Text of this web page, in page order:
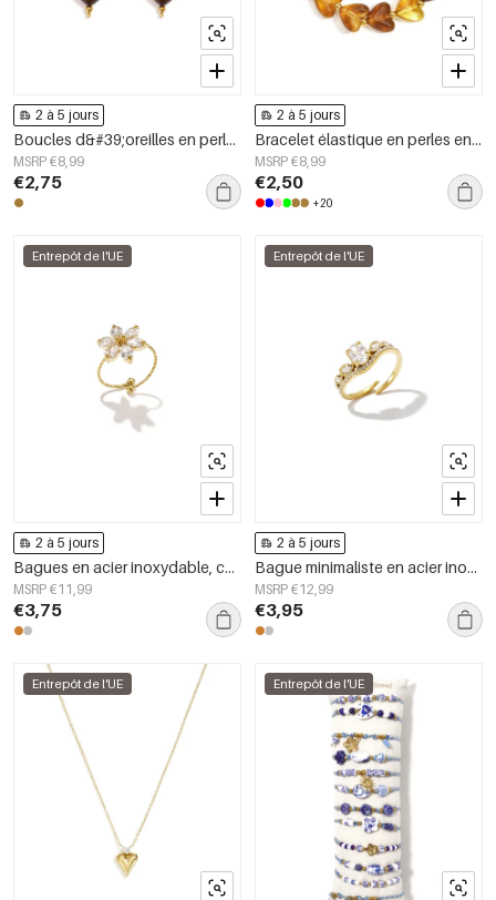
2 à 5 jours
Boucles d&#39;oreilles en perles d&#39;acier inoxydable en forme de cœur, collection Daily Simple, bijoux pour femmes
MSRP €8,99
€2,75
2 à 5 jours
Bracelet élastique en perles en forme de cœur
MSRP €8,99
€2,50
+20
Entrepôt de l'UE
2 à 5 jours
Bagues en acier inoxydable, collection Fleur, bijoux simples pour femmes
MSRP €11,99
€3,75
Entrepôt de l'UE
2 à 5 jours
Bague minimaliste en acier inoxydable, forme elliptique, collection Simple Daily Simple, bijoux pour femmes
MSRP €12,99
€3,95
Entrepôt de l'UE Entrepôt de l'UE